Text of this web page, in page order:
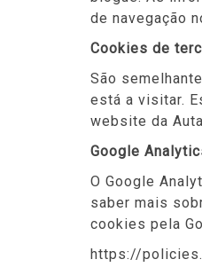
de navegação
Cookies de
São
está a visitar.
website da
Google
O Google
saber mais
cookies pela
https://